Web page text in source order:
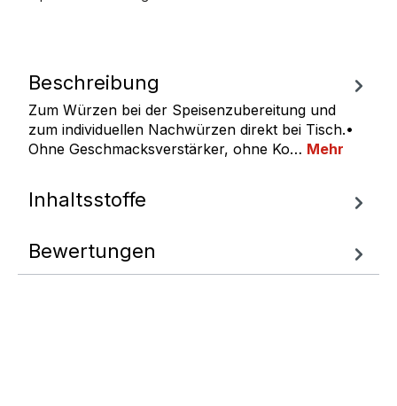
Beschreibung
Zum Würzen bei der Speisenzubereitung und
zum individuellen Nachwürzen direkt bei Tisch.•
Ohne Geschmacksverstärker, ohne Ko… Mehr
Inhaltsstoffe
Bewertungen